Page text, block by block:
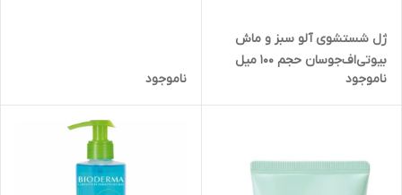
ژل شستشوی آلو سبز و ماش
بیوتی‌اف‌جوسان حجم 100 میل
ناموجود
ناموجود